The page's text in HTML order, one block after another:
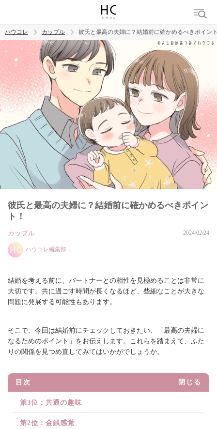
トレンド ワード
カップル デート エッチ セックス 長続き
ハウコレ カップル 彼氏と最高の夫婦に？結婚前に確かめるべきポイン
彼氏と最高の夫婦に？結婚前に確かめるべきポイン
ト！
カップル 2024/02/24
ハウコレ編集部．
結婚を考える前に、パートナーとの相性を見極めることは非常に
大切です。共に過ごす時間が長くなるほど、些細なことが大きな
問題に発展する可能性もあります。
そこで、今回は結婚前にチェックしておきたい、「最高の夫婦に
なるためのポイント」をお伝えします。これらを踏まえて、ふた
りの関係を見つめ直してみてはいかがでしょうか。
目次 閉じる
第3位：共通の趣味
第2位：金銭感覚